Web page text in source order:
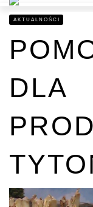
AKTUALNOŚCI
DLA